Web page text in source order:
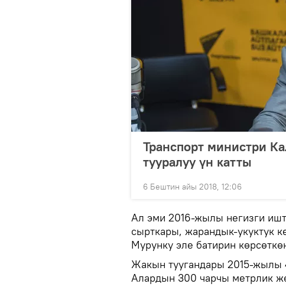
Транспорт министри
тууралуу үн катты
6 Бештин айы 2018, 12:06
Ал эми 2016-жылы негизги
сырткары, жарандык-укуктук
Мурунку эле батирин
Жакын туугандары 2015-жылы
Алардын 300 чарчы метрлик